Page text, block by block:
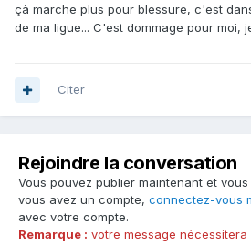
çà marche plus pour blessure, c'est
de ma ligue... C'est dommage pour moi,
Citer
Rejoindre la conversation
Vous pouvez publier maintenant et
vous avez un compte, connectez-vous
avec votre compte.
Remarque : votre message nécessitera